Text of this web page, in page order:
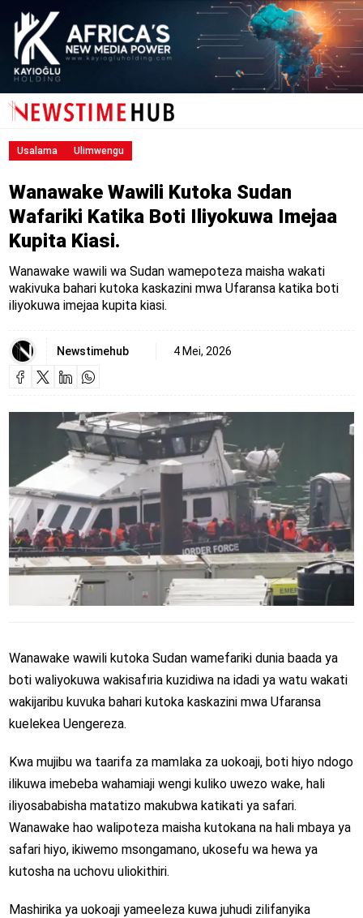
Usalama Ulimwengu
Wanawake Wawili Kutoka Sudan
Wafariki Katika Boti Iliyokuwa Imejaa
Kupita Kiasi.
Wanawake wawili wa Sudan wamepoteza maisha wakati
wakivuka bahari kutoka kaskazini mwa Ufaransa katika boti
iliyokuwa imejaa kupita kiasi.
Newstimehub 4 Mei, 2026
Wanawake wawili kutoka Sudan wamefariki dunia baada ya
boti waliyokuwa wakisafıria kuzidiwa na idadi ya watu wakati
wakijaribu kuvuka bahari kutoka kaskazini mwa Ufaransa
kuelekea Uengereza.
Kwa mujibu wa taarifa za mamlaka za uokoaji, boti hiyo ndogo
ilikuwa imebeba wahamiaji wengi kuliko uwezo wake, hali
iliyosababisha matatizo makubwa katikati ya safari.
Wanawake hao walipoteza maisha kutokana na hali mbaya ya
safari hiyo, ikiwemo msongamano, ukosefu wa hewa ya
kutosha na uchovu uliokithiri.
Mashirika ya uokoaji yameeleza kuwa juhudi zilifanyika